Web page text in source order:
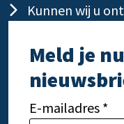
Kunnen wij u
Meld je
E-mailadres *